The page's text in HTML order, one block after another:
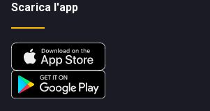
Scarica l'app